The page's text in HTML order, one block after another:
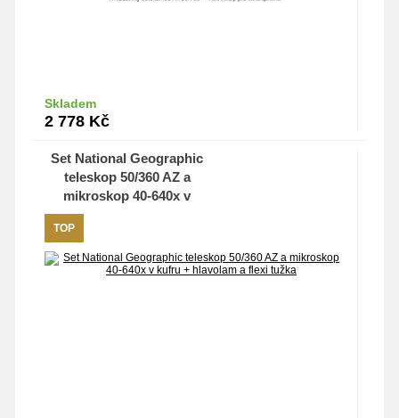
Skladem
2 778 Kč
Set National Geographic
teleskop 50/360 AZ a
mikroskop 40-640x v
kufru + hlavolam a flexi
TOP